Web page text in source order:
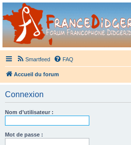
France Didgeridoo
Didgeridoo et Guimbarde sur France Didgeridoo -
Smartfeed FAQ
Accueil du forum
Connexion
Nom d’utilisateur :
Mot de passe :